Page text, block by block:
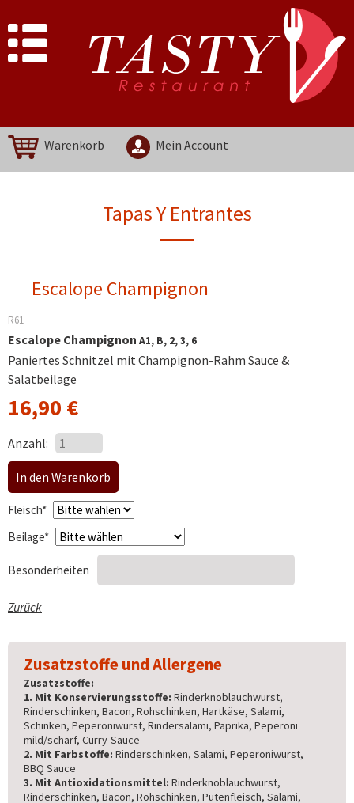
Warenkorb Mein Account
Tapas Y Entrantes
Escalope Champignon
R61
Escalope Champignon A1, B, 2, 3, 6
Paniertes Schnitzel mit Champignon-Rahm Sauce &
Salatbeilage
16,90 €
Anzahl:
Pflichtfeld
Fleisch*
Pflichtfeld
Beilage*
Besonderheiten
Zurück
Zusatzstoffe und Allergene
Zusatzstoffe:
1. Mit Konservierungsstoffe: Rinderknoblauchwurst,
Rinderschinken, Bacon, Rohschinken, Hartkäse, Salami,
Schinken, Peperoniwurst, Rindersalami, Paprika, Peperoni
mild/scharf, Curry-Sauce
2. Mit Farbstoffe: Rinderschinken, Salami, Peperoniwurst,
BBQ Sauce
3. Mit Antioxidationsmittel: Rinderknoblauchwurst,
Rinderschinken, Bacon, Rohschinken, Putenfleisch, Salami,